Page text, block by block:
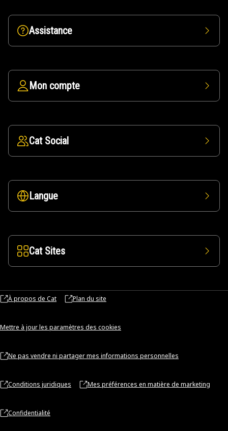
Assistance
Mon compte
Cat Social
Langue
Cat Sites
À propos de Cat Plan du site
Mettre à jour les paramètres des cookies
Ne pas vendre ni partager mes informations personnelles
Conditions juridiques Mes préférences en matière de marketing
Confidentialité